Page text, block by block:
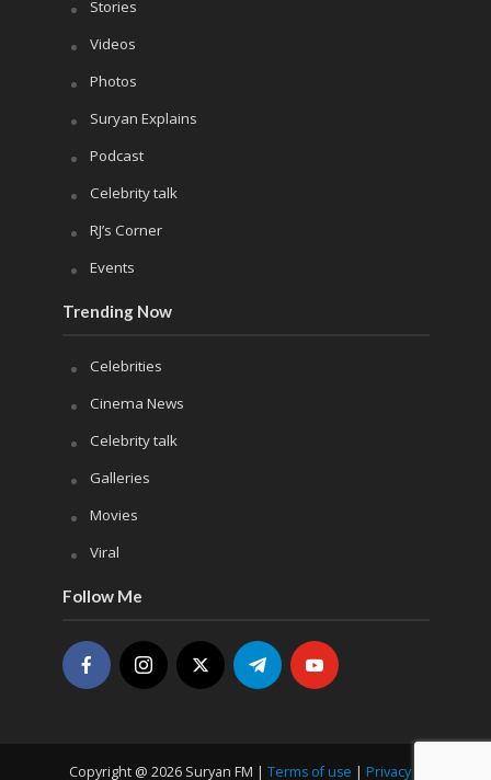
Stories
Videos
Photos
Suryan Explains
Podcast
Celebrity talk
RJ’s Corner
Events
Trending Now
Celebrities
Cinema News
Celebrity talk
Galleries
Movies
Viral
Follow Me
Copyright @ 2026 Suryan FM | Terms of use | Privacy